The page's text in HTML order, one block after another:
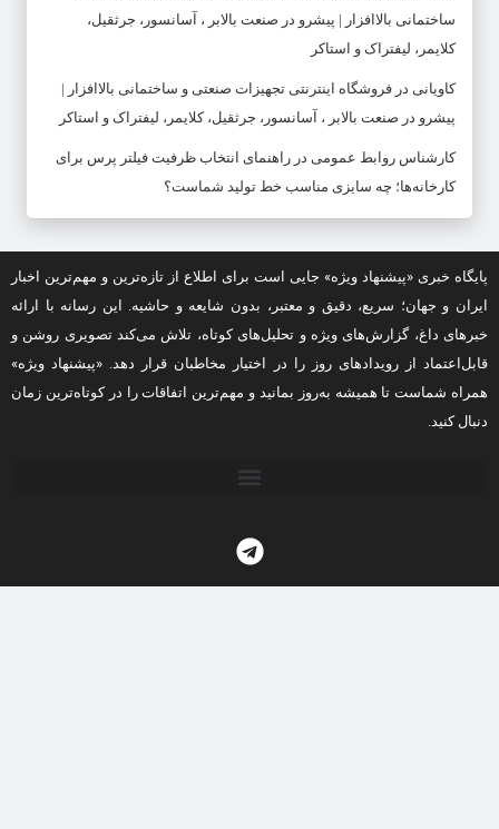
ساختمانی بالاافزار | پیشرو در صنعت بالابر ، آسانسور، جرثقیل،
کلایمر، لیفتراک و استاکر
کاویانی در فروشگاه اینترنتی تجهیزات صنعتی و ساختمانی بالاافزار |
پیشرو در صنعت بالابر ، آسانسور، جرثقیل، کلایمر، لیفتراک و استاکر
کارشناس روابط عمومی در راهنمای انتخاب ظرفیت فیلتر پرس برای
کارخانه‌ها؛ چه سایزی مناسب خط تولید شماست؟
پایگاه خبری «پیشنهاد ویژه» جایی است برای اطلاع از تازه‌ترین و مهم‌ترین اخبار
ایران و جهان؛ سریع، دقیق و معتبر، بدون شایعه و حاشیه. این رسانه با ارائه
خبرهای داغ، گزارش‌های ویژه و تحلیل‌های کوتاه، تلاش می‌کند تصویری روشن و
قابل‌اعتماد از رویدادهای روز را در اختیار مخاطبان قرار دهد. «پیشنهاد ویژه»
همراه شماست تا همیشه به‌روز بمانید و مهم‌ترین اتفاقات را در کوتاه‌ترین زمان
دنبال کنید.